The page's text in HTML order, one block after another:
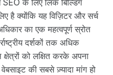
SEO के लिए लिंक बिल्डिंग
है क्योंकि यह विज़िटर और सर्च
का एक महत्वपूर्ण स्रोत
दर्शकों तक अधिक
को लक्षित करके अपना
की सबसे ज़्यादा मांग हो